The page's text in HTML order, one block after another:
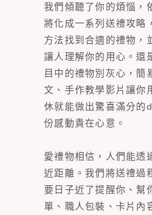
我們傾聽了你的煩惱，
將化成一系列送禮攻略
方法找到合適的禮物，
讓人理解你的用心。還
目中的禮物別灰心，簡
文、手作教學影片讓你
休就能做出驚喜滿分的
份感動貴在心意。
愛禮物相信，人們能透
近距離。我們將送禮過
要日子近了提醒你、幫
單、職人包裝、卡片內